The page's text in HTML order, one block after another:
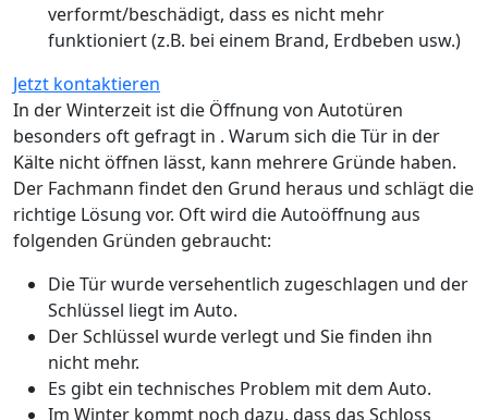
verformt/beschädigt, dass es nicht mehr
funktioniert (z.B. bei einem Brand, Erdbeben usw.)
Jetzt kontaktieren
In der Winterzeit ist die Öffnung von Autotüren
besonders oft gefragt in . Warum sich die Tür in der
Kälte nicht öffnen lässt, kann mehrere Gründe haben.
Der Fachmann findet den Grund heraus und schlägt die
richtige Lösung vor. Oft wird die Autoöffnung aus
folgenden Gründen gebraucht:
Die Tür wurde versehentlich zugeschlagen und der
Schlüssel liegt im Auto.
Der Schlüssel wurde verlegt und Sie finden ihn
nicht mehr.
Es gibt ein technisches Problem mit dem Auto.
Im Winter kommt noch dazu, dass das Schloss